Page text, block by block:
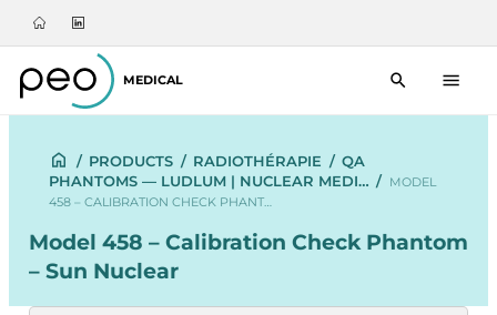
MEDICAL
/ PRODUCTS / RADIOTHÉRAPIE / QA
PHANTOMS — LUDLUM | NUCLEAR MEDI… / MODEL
458 – CALIBRATION CHECK PHANT…
Model 458 – Calibration Check Phantom
– Sun Nuclear